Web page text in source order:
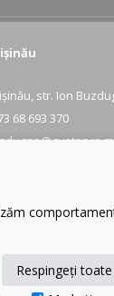
str. Ion
68 693 370
- 16:00
Respingeți toate